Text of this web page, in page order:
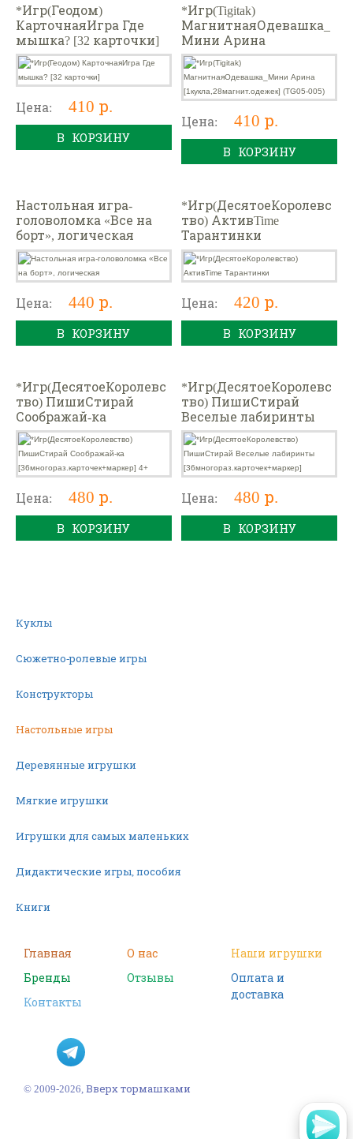
*Игр(Геодом)
КарточнаяИгра Где
мышка? [32 карточки]
Цена: 410 р.
В КОРЗИНУ
*Игр(Tigitak)
МагнитнаяОдевашка_
Мини Арина
[1кукла,28магнит.одеж
ек] (TG05-005)
Цена: 410 р.
В КОРЗИНУ
Настольная игра-
головоломка «Все на
борт», логическая
Цена: 440 р.
В КОРЗИНУ
*Игр(ДесятоеКоролевс
тво) АктивTime
Тарантинки
Цена: 420 р.
В КОРЗИНУ
*Игр(ДесятоеКоролевс
тво) ПишиСтирай
Соображай-ка
[36многораз.карточек+
маркер] 4+
Цена: 480 р.
В КОРЗИНУ
*Игр(ДесятоеКоролевс
тво) ПишиСтирай
Веселые лабиринты
[36многораз.карточек+
маркер]
Цена: 480 р.
В КОРЗИНУ
Куклы
Сюжетно-ролевые игры
Конструкторы
Настольные игры
Деревянные игрушки
Мягкие игрушки
Игрушки для самых маленьких
Дидактические игры, пособия
Книги
Фигурки
Наборы для творчества
Пазлы
Главная О нас
Наши игрушки
Бренды
Отзывы
Оплата и
доставка
Контакты
© 2009-2026, Вверх тормашками